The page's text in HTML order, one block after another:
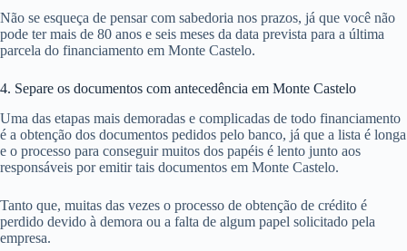
Não se esqueça de pensar com sabedoria nos prazos, já que você não
pode ter mais de 80 anos e seis meses da data prevista para a última
parcela do financiamento em Monte Castelo.
4. Separe os documentos com antecedência em Monte Castelo
Uma das etapas mais demoradas e complicadas de todo financiamento
é a obtenção dos documentos pedidos pelo banco, já que a lista é longa
e o processo para conseguir muitos dos papéis é lento junto aos
responsáveis por emitir tais documentos em Monte Castelo.
Tanto que, muitas das vezes o processo de obtenção de crédito é
perdido devido à demora ou a falta de algum papel solicitado pela
empresa.